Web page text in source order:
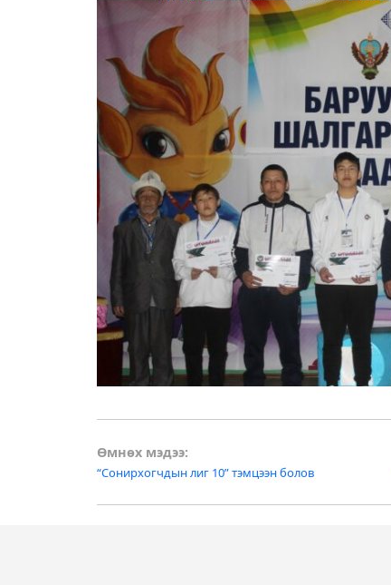
Post
navigation
Өмнөх мэдээ:
“Сонирхогчдын лиг 10” тэмцээн болов